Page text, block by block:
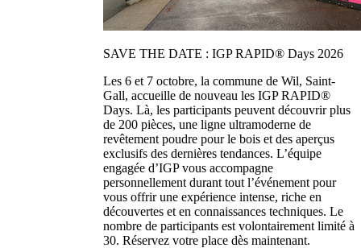
SAVE THE DATE : IGP RAPID® Days 2026
Les 6 et 7 octobre, la commune de Wil, Saint-
Gall, accueille de nouveau les IGP RAPID®
Days. Là, les participants peuvent découvrir plus
de 200 pièces, une ligne ultramoderne de
revêtement poudre pour le bois et des aperçus
exclusifs des dernières tendances. L’équipe
engagée d’IGP vous accompagne
personnellement durant tout l’événement pour
vous offrir une expérience intense, riche en
découvertes et en connaissances techniques. Le
nombre de participants est volontairement limité à
30. Réservez votre place dès maintenant.